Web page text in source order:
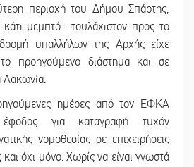
περιοχή του Δήμου Σπάρτης,
μεμπτό –τουλάχιστον προς το
υπαλλήλων της Αρχής είχε
προηγούμενο διάστημα και σε
Λακωνία.
ημέρες από τον ΕΦΚΑ
έφοδος για καταγραφή τυχόν
νομοθεσίας σε επιχειρήσεις
και όχι μόνο. Χωρίς να είναι γνωστά